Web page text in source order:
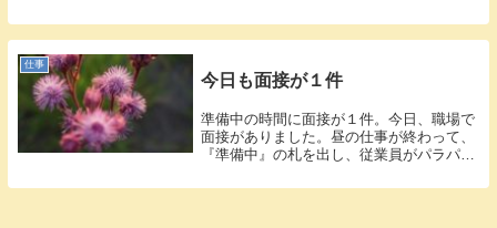
仕事
今日も面接が１件
準備中の時間に面接が１件。今日、職場で
面接がありました。昼の仕事が終わって、
『準備中』の札を出し、従業員がパラパラ